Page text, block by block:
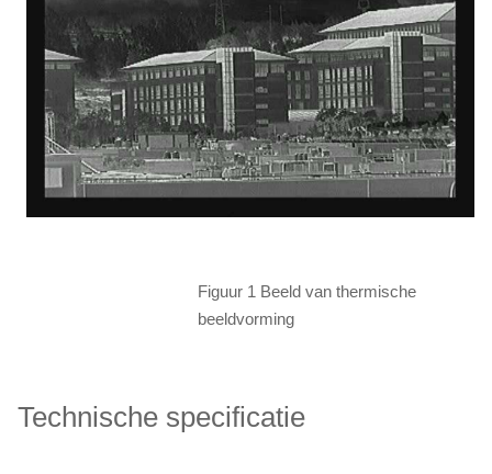
Figuur 1 Beeld van thermische
beeldvorming
Technische specificatie